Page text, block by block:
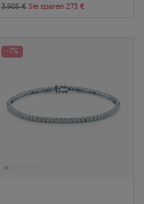
3.905 € Sie sparen 273 €
-7%